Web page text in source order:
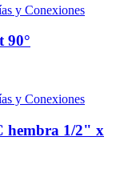
y Conexiones
90°
y Conexiones
hembra 1/2" x